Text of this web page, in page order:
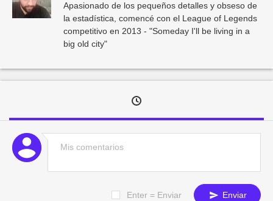
Apasionado de los pequeños detalles y obseso de
la estadística, comencé con el League of Legends
competitivo en 2013 - "Someday I'll be living in a
big old city"
Enter = Enviar Enviar